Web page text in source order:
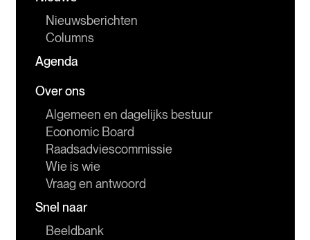
Nieuwsberichten
Columns
Agenda
Over ons
Algemeen en dagelijks bestuur
Economic Board
Raadsadviescommissie
Wie is wie
Vraag en antwoord
Snel naar
Beeldbank